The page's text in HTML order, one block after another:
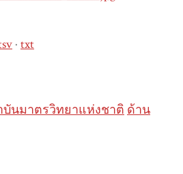
txt
บันมาตรวิทยาแห่งชาติ ด้าน